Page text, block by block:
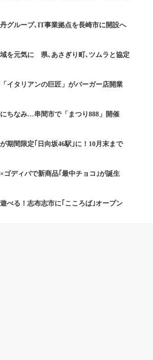
丹グループ､IT事業拠点を長崎市に開設へ
域を元気に 県､あさぎり町､ツムラと協定
「イタリアンの巨匠」がバーガー店開業
にちなみ…串間市で「まつり888」開催
期間限定｢日向坂46駅｣に！10月末まで
ゴディバで新商品｢最中チョコ｣が誕生
べる！志布志市に｢こころば｣オープン